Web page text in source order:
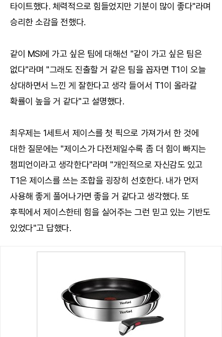
타이트했다. 체력적으로 힘들었지만 기분이 많이 좋다"라며
승리한 소감을 전했다.
같이 MSI에 가고 싶은 팀에 대해선 "같이 가고 싶은 팀은
없다"라며 "그래도 진출할 거 같은 팀을 꼽자면 T1이 오늘
상대하면서 느낀 게 잘한다고 생각 들어서 T1이 올라갈
확률이 높을 거 같다"고 설명했다.
최우제는 1세트서 제이스를 첫 픽으로 가져가서 한 것에
대한 질문에는 "제이스가 다전제일수록 좀 더 힘이 빠지는
챔피언이라고 생각한다"라며 "개인적으로 자신감도 있고
T1은 제이스를 쓰는 조합을 굉장히 선호한다. 내가 먼저
사용해 좋게 풀어나가면 좋을 거 같다고 생각했다. 또
후픽에서 제이스한테 힘을 실어주는 그런 믿고 있는 기반도
있었다"고 답했다.